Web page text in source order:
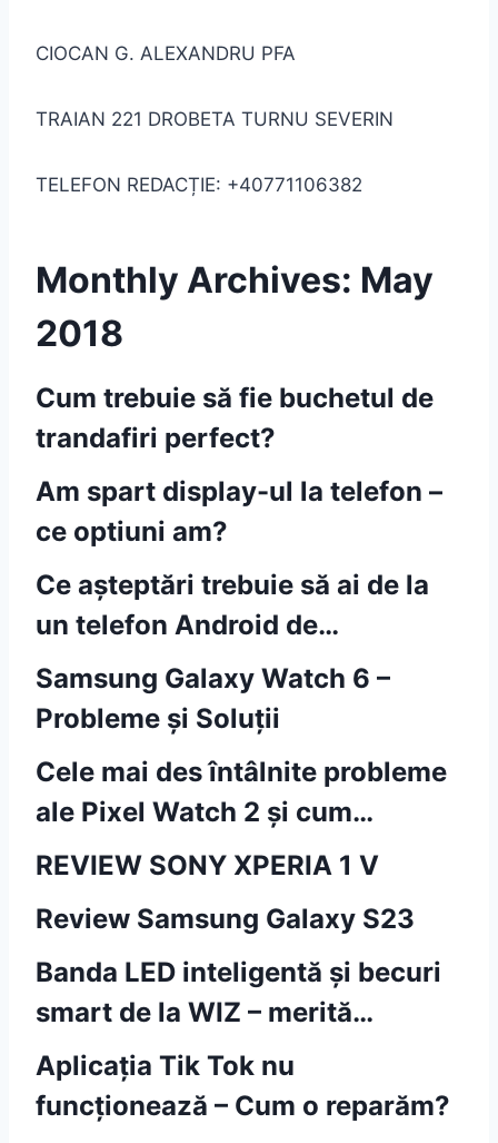
CIOCAN G. ALEXANDRU PFA
TRAIAN 221 DROBETA TURNU SEVERIN
TELEFON REDACȚIE: +40771106382
Monthly Archives: May
2018
Cum trebuie să fie buchetul de
trandafiri perfect?
Am spart display-ul la telefon –
ce optiuni am?
Ce așteptări trebuie să ai de la
un telefon Android de…
Samsung Galaxy Watch 6 –
Probleme și Soluții
Cele mai des întâlnite probleme
ale Pixel Watch 2 și cum…
REVIEW SONY XPERIA 1 V
Review Samsung Galaxy S23
Banda LED inteligentă și becuri
smart de la WIZ – merită…
Aplicația Tik Tok nu
funcționează – Cum o reparăm?